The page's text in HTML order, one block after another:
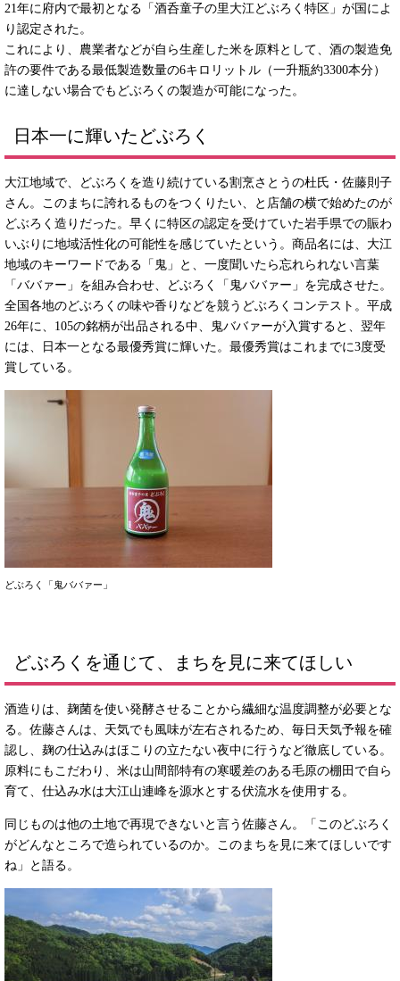
21年に府内で最初となる「酒呑童子の里大江どぶろく特区」が国によ
り認定された。
これにより、農業者などが自ら生産した米を原料として、酒の製造免
許の要件である最低製造数量の6キロリットル（一升瓶約3300本分）
に達しない場合でもどぶろくの製造が可能になった。
日本一に輝いたどぶろく
大江地域で、どぶろくを造り続けている割烹さとうの杜氏・佐藤則子
さん。このまちに誇れるものをつくりたい、と店舗の横で始めたのが
どぶろく造りだった。早くに特区の認定を受けていた岩手県での賑わ
いぶりに地域活性化の可能性を感じていたという。商品名には、大江
地域のキーワードである「鬼」と、一度聞いたら忘れられない言葉
「ババァー」を組み合わせ、どぶろく「鬼ババァー」を完成させた。
全国各地のどぶろくの味や香りなどを競うどぶろくコンテスト。平成
26年に、105の銘柄が出品される中、鬼ババァーが入賞すると、翌年
には、日本一となる最優秀賞に輝いた。最優秀賞はこれまでに3度受
賞している。
どぶろく「鬼ババァー」
どぶろくを通じて、まちを見に来てほしい
酒造りは、麹菌を使い発酵させることから繊細な温度調整が必要とな
る。佐藤さんは、天気でも風味が左右されるため、毎日天気予報を確
認し、麹の仕込みはほこりの立たない夜中に行うなど徹底している。
原料にもこだわり、米は山間部特有の寒暖差のある毛原の棚田で自ら
育て、仕込み水は大江山連峰を源水とする伏流水を使用する。
同じものは他の土地で再現できないと言う佐藤さん。「このどぶろく
がどんなところで造られているのか。このまちを見に来てほしいです
ね」と語る。